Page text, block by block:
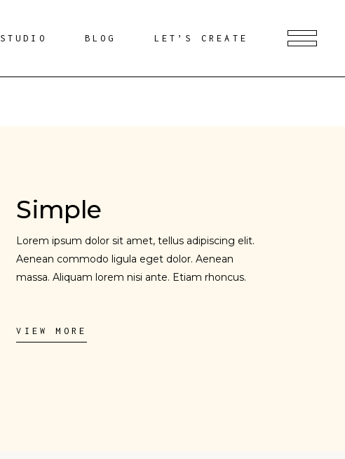
STUDIO BLOG LET’S CREATE
Simple
Lorem ipsum dolor sit amet, tellus adipiscing elit.
Aenean commodo ligula eget dolor. Aenean
massa. Aliquam lorem nisi ante. Etiam rhoncus.
VIEW MORE